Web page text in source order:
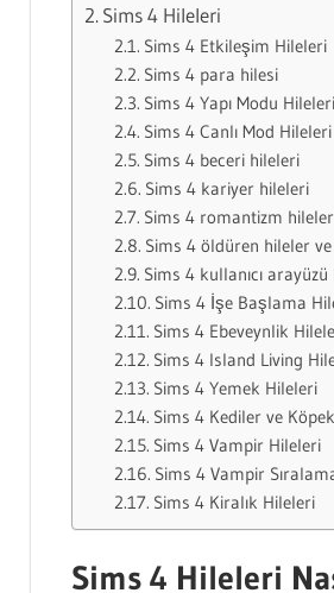
Sims 4 Hileleri
Sims 4 Etkileşim Hileleri
Sims 4 para hilesi
Sims 4 Yapı Modu Hileleri
Sims 4 Canlı Mod Hileleri
Sims 4 beceri hileleri
Sims 4 kariyer hileleri
Sims 4 romantizm
Sims 4 öldüren hileler
Sims 4 kullanıcı
Sims 4 İşe Başlama
Sims 4 Ebeveynlik
Sims 4 Island Living
Sims 4 Yemek Hileleri
Sims 4 Kediler ve
Sims 4 Vampir Hileleri
Sims 4 Vampir
Sims 4 Kiralık Hileleri
Sims 4 Hileleri